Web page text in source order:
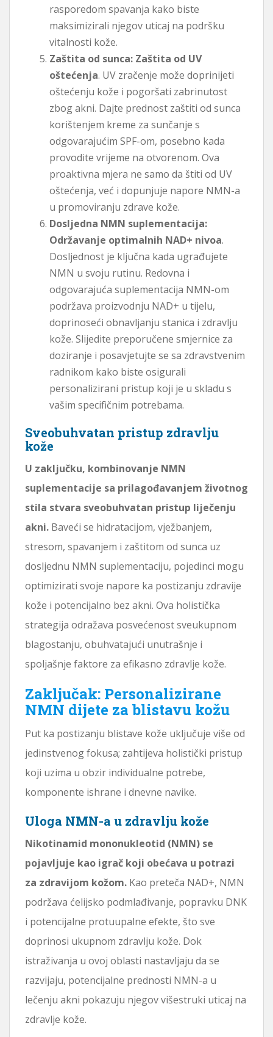
rasporedom spavanja kako biste
maksimizirali njegov uticaj na podršku
vitalnosti kože.
Zaštita od sunca: Zaštita od UV
oštećenja. UV zračenje može doprinijeti
oštećenju kože i pogoršati zabrinutost
zbog akni. Dajte prednost zaštiti od sunca
korištenjem kreme za sunčanje s
odgovarajućim SPF-om, posebno kada
provodite vrijeme na otvorenom. Ova
proaktivna mjera ne samo da štiti od UV
oštećenja, već i dopunjuje napore NMN-a
u promoviranju zdrave kože.
Dosljedna NMN suplementacija:
Održavanje optimalnih NAD+ nivoa.
Dosljednost je ključna kada ugrađujete
NMN u svoju rutinu. Redovna i
odgovarajuća suplementacija NMN-om
podržava proizvodnju NAD+ u tijelu,
doprinoseći obnavljanju stanica i zdravlju
kože. Slijedite preporučene smjernice za
doziranje i posavjetujte se sa zdravstvenim
radnikom kako biste osigurali
personalizirani pristup koji je u skladu s
vašim specifičnim potrebama.
Sveobuhvatan pristup zdravlju
kože
U zaključku, kombinovanje NMN
suplementacije sa prilagođavanjem životnog
stila stvara sveobuhvatan pristup liječenju
akni. Baveći se hidratacijom, vježbanjem,
stresom, spavanjem i zaštitom od sunca uz
dosljednu NMN suplementaciju, pojedinci mogu
optimizirati svoje napore ka postizanju zdravije
kože i potencijalno bez akni. Ova holistička
strategija odražava posvećenost sveukupnom
blagostanju, obuhvatajući unutrašnje i
spoljašnje faktore za efikasno zdravlje kože.
Zaključak: Personalizirane
NMN dijete za blistavu kožu
Put ka postizanju blistave kože uključuje više od
jedinstvenog fokusa; zahtijeva holistički pristup
koji uzima u obzir individualne potrebe,
komponente ishrane i dnevne navike.
Uloga NMN-a u zdravlju kože
Nikotinamid mononukleotid (NMN) se
pojavljuje kao igrač koji obećava u potrazi
za zdravijom kožom. Kao preteča NAD+, NMN
podržava ćelijsko podmlađivanje, popravku DNK
i potencijalne protuupalne efekte, što sve
doprinosi ukupnom zdravlju kože. Dok
istraživanja u ovoj oblasti nastavljaju da se
razvijaju, potencijalne prednosti NMN-a u
lečenju akni pokazuju njegov višestruki uticaj na
zdravlje kože.